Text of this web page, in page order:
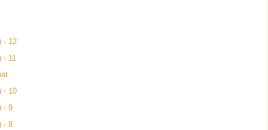
- 12
- 11
- 10
- 9
- 8